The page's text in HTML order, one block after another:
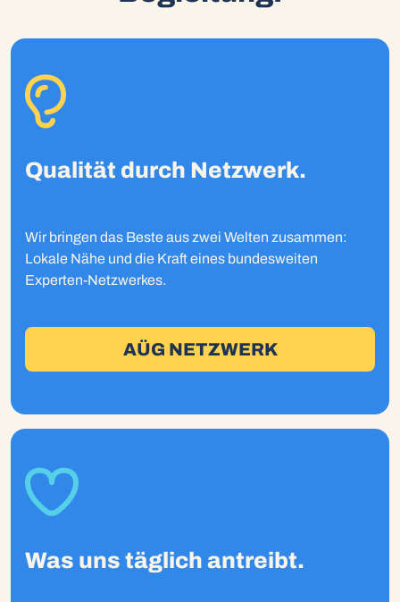
Qualität durch Netzwerk.
Wir bringen das Beste aus zwei Welten zusammen:
Lokale Nähe und die Kraft eines bundesweiten
Experten-Netzwerkes.
AÜG NETZWERK
Was uns täglich antreibt.